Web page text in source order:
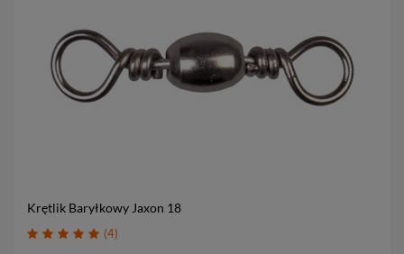
Krętlik Baryłkowy Jaxon 18
4